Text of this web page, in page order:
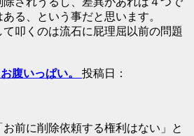
る、という事だと思います。
て叩くのは流石に屁理屈以前の問題
腹いっぱい。 投稿日：
前に削除依頼する権利はない」と